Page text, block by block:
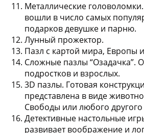
Металлические
вошли в число самых
подарков девушке и парню.
Лунный прожектор.
Пазл с картой мира, Европы
Сложные пазлы “Озадачка”.
подростков и взрослых.
3D пазлы. Готовая
представлена в виде
Свободы или любого
Детективные настольные
развивает воображение и